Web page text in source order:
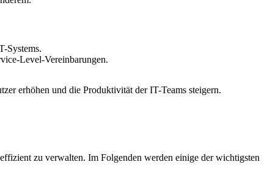
Systems.
Level-Vereinbarungen.
erhöhen und die Produktivität der IT-Teams steigern.
zu verwalten. Im Folgenden werden einige der wichtigsten